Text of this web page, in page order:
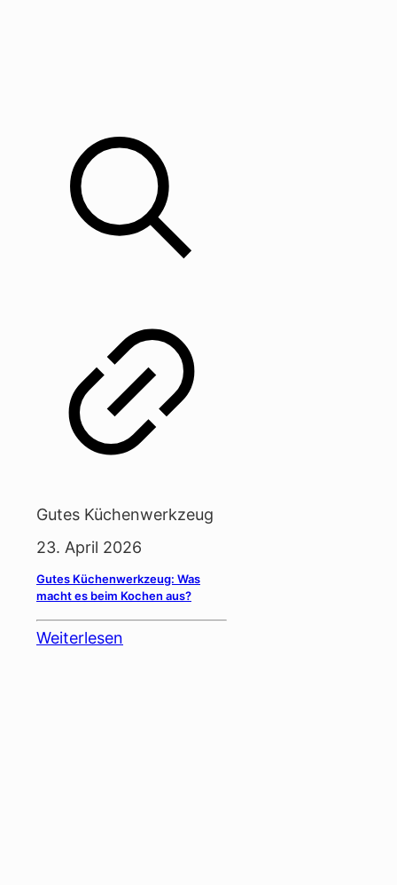
Gutes Küchenwerkzeug
23. April 2026
Gutes Küchenwerkzeug: Was
macht es beim Kochen aus?
Weiterlesen